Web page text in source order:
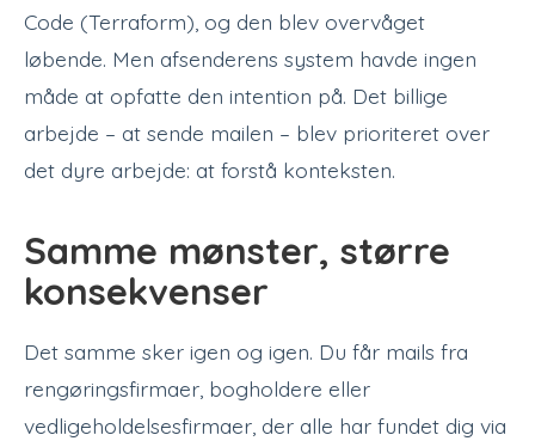
Code (Terraform), og den blev overvåget
løbende. Men afsenderens system havde ingen
måde at opfatte den intention på. Det billige
arbejde – at sende mailen – blev prioriteret over
det dyre arbejde: at forstå konteksten.
Samme mønster, større
konsekvenser
Det samme sker igen og igen. Du får mails fra
rengøringsfirmaer, bogholdere eller
vedligeholdelsesfirmaer, der alle har fundet dig via